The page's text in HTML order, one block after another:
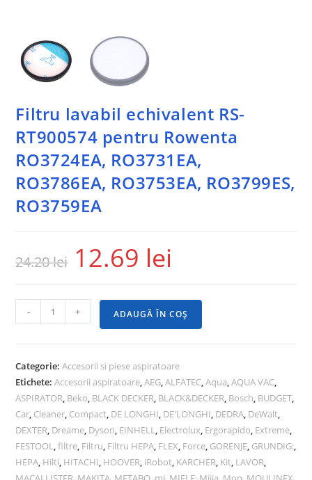
Filtru lavabil echivalent RS-
RT900574 pentru Rowenta
RO3724EA, RO3731EA,
RO3786EA, RO3753EA, RO3799ES,
RO3759EA
24.20lei 12.69 lei
- + ADAUGĂ ÎN COȘ
Categorie:Accesorii si piese aspiratoare
Etichete:Accesorii aspiratoare,AEG,ALFATEC,Aqua,AQUA VAC,
ASPIRATOR, Beko, BLACK DECKER, BLACK&DECKER, Bosch, BUDGET,
Car, Cleaner, Compact, DE LONGHI, DE'LONGHI, DEDRA, DeWalt,
DEXTER, Dreame, Dyson, EINHELL, Electrolux, Ergorapido, Extreme,
FESTOOL,filtre, Filtru, Filtru HEPA, FLEX, Force, GORENJE, GRUNDIG:,
HEPA, Hilti, HITACHI, HOOVER, iRobot, KARCHER, Kit, LAVOR,